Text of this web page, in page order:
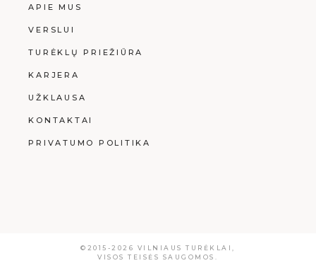
APIE MUS
VERSLUI
TURĖKLŲ PRIEŽIŪRA
KARJERA
UŽKLAUSA
KONTAKTAI
PRIVATUMO POLITIKA
©2015-2026 VILNIAUS TURĖKLAI
VISOS TEISĖS SAUGOMOS.